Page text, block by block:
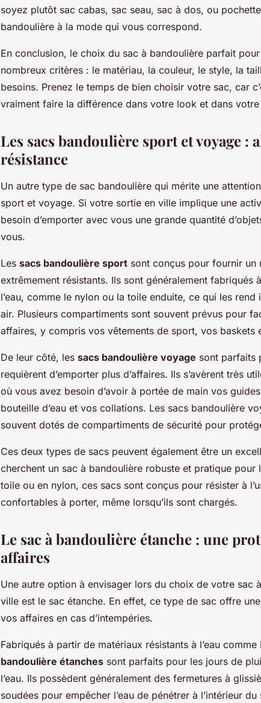
soyez plutôt sac cabas, sac seau, sac à dos, ou
bandoulière à la mode qui vous correspond.
En conclusion, le choix du sac à bandoulière parfait
nombreux critères : le matériau, la couleur, le style, la
besoins. Prenez le temps de bien choisir votre sac, car
vraiment faire la différence dans votre look et dans
Les sacs bandoulière sport et voyage :
résistance
Un autre type de sac bandoulière qui mérite une
sport et voyage. Si votre sortie en ville implique une
besoin d’emporter avec vous une grande quantité
vous.
Les sacs bandoulière sport sont conçus pour fournir
extrêmement résistants. Ils sont généralement fabriqués
l’eau, comme le nylon ou la toile enduite, ce qui les
air. Plusieurs compartiments sont souvent prévus pour
affaires, y compris vos vêtements de sport, vos baskets
De leur côté, les sacs bandoulière voyage sont parfaits
requièrent d’emporter plus d’affaires. Ils s’avèrent très
où vous avez besoin d’avoir à portée de main vos
bouteille d’eau et vos collations. Les sacs bandoulière
souvent dotés de compartiments de sécurité pour
Ces deux types de sacs peuvent également être un
cherchent un sac à bandoulière robuste et pratique pour
toile ou en nylon, ces sacs sont conçus pour résister à
confortables à porter, même lorsqu’ils sont chargés.
Le sac à bandoulière étanche : une
affaires
Une autre option à envisager lors du choix de votre sac
ville est le sac étanche. En effet, ce type de sac offre
vos affaires en cas d’intempéries.
Fabriqués à partir de matériaux résistants à l’eau
bandoulière étanches sont parfaits pour les jours de
l’eau. Ils possèdent généralement des fermetures à
soudées pour empêcher l’eau de pénétrer à l’intérieur du